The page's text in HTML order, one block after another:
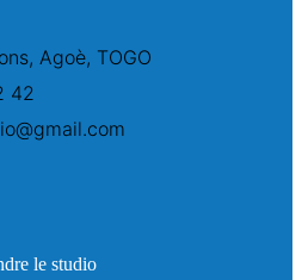
Agoè, TOGO
42
le studio